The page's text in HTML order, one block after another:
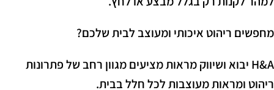
מחפשים ריהוט איכותי ומעוצב לבית שלכם?
H&A יבוא ושיווק מראות מציעים מגוון רחב של פתרונות
ריהוט ומראות מעוצבות לכל חלל בבית.